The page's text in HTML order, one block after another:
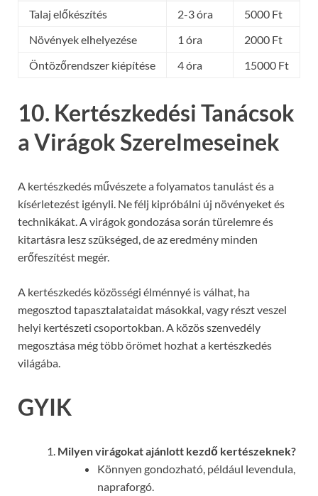
Talaj előkészítés 2-3 óra
5000 Ft
Növények elhelyezése
1 óra
2000 Ft
Öntözőrendszer kiépítése
4 óra 15000 Ft
10. Kertészkedési Tanácsok
a Virágok Szerelmeseinek
A kertészkedés művészete a folyamatos tanulást és a
kísérletezést igényli. Ne félj kipróbálni új növényeket és
technikákat. A virágok gondozása során türelemre és
kitartásra lesz szükséged, de az eredmény minden
erőfeszítést megér.
A kertészkedés közösségi élménnyé is válhat, ha
megosztod tapasztalataidat másokkal, vagy részt veszel
helyi kertészeti csoportokban. A közös szenvedély
megosztása még több örömet hozhat a kertészkedés
világába.
GYIK
Milyen virágokat ajánlott kezdő kertészeknek?
Könnyen gondozható, például levendula,
napraforgó.